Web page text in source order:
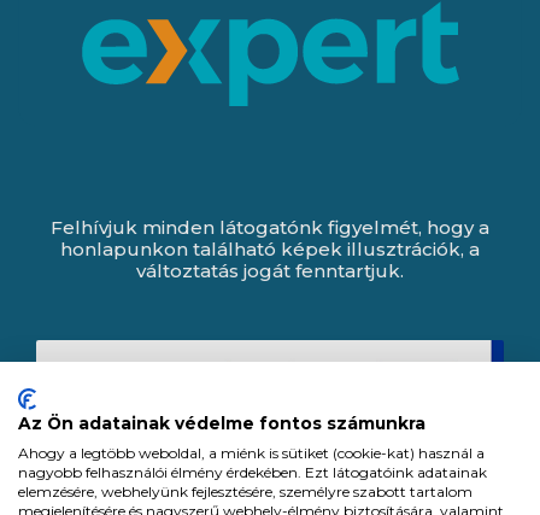
Felhívjuk minden látogatónk figyelmét, hogy a
honlapunkon található képek illusztrációk, a
változtatás jogát fenntartjuk.
Az Ön adatainak védelme fontos számunkra
Ahogy a legtöbb weboldal, a miénk is sütiket (cookie-kat) használ a
nagyobb felhasználói élmény érdekében. Ezt látogatóink adatainak
elemzésére, webhelyünk fejlesztésére, személyre szabott tartalom
megjelenítésére és nagyszerű webhely-élmény biztosítására, valamint